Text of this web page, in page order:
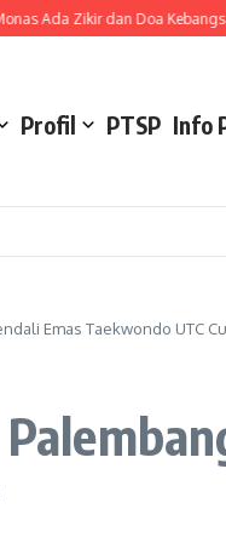
Zikir dan Doa Kebangsaan,
Profil PTSP Info
Emas Taekwondo UTC